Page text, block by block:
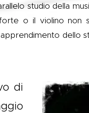
studio della
o il violino non
dello
di